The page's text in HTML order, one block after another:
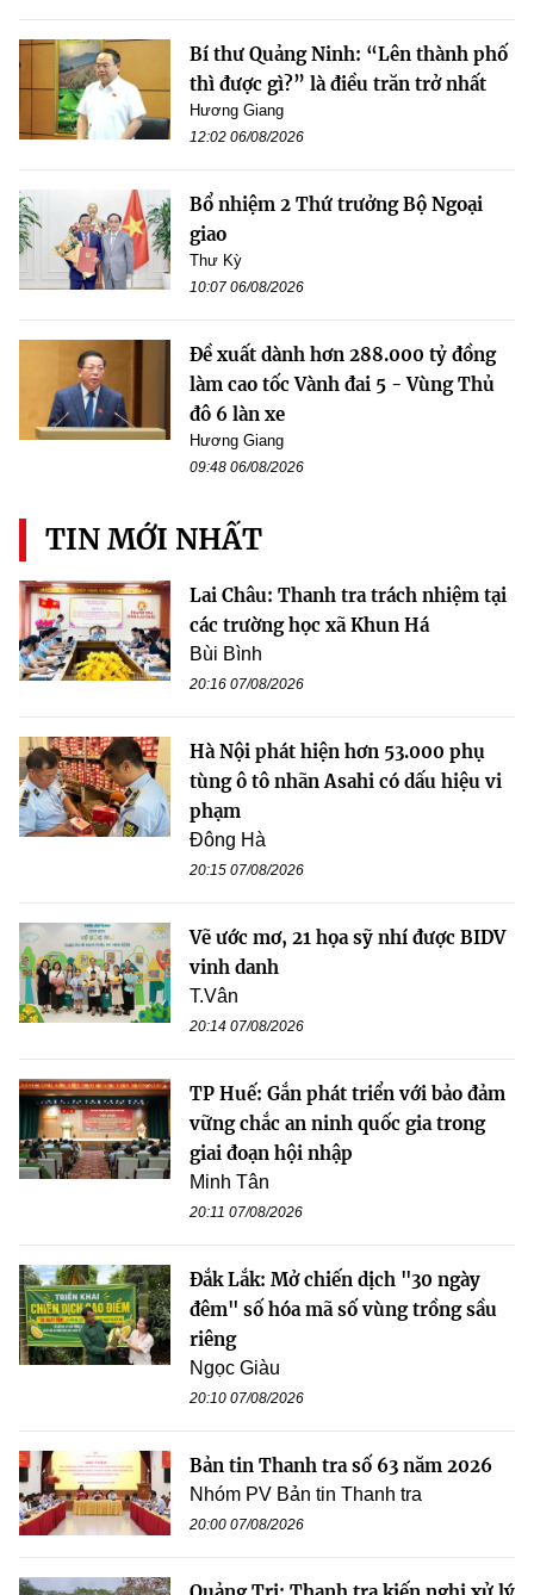
Bí thư Quảng Ninh: “Lên thành phố
thì được gì?” là điều trăn trở nhất
Hương Giang
12:02 06/08/2026
Bổ nhiệm 2 Thứ trưởng Bộ Ngoại
giao
Thư Kỳ
10:07 06/08/2026
Đề xuất dành hơn 288.000 tỷ đồng
làm cao tốc Vành đai 5 - Vùng Thủ
đô 6 làn xe
Hương Giang
09:48 06/08/2026
TIN MỚI NHẤT
Lai Châu: Thanh tra trách nhiệm tại
các trường học xã Khun Há
Bùi Bình
20:16 07/08/2026
Hà Nội phát hiện hơn 53.000 phụ
tùng ô tô nhãn Asahi có dấu hiệu vi
phạm
Đông Hà
20:15 07/08/2026
Vẽ ước mơ, 21 họa sỹ nhí được BIDV
vinh danh
T.Vân
20:14 07/08/2026
TP Huế: Gắn phát triển với bảo đảm
vững chắc an ninh quốc gia trong
giai đoạn hội nhập
Minh Tân
20:11 07/08/2026
Đắk Lắk: Mở chiến dịch "30 ngày
đêm" số hóa mã số vùng trồng sầu
riêng
Ngọc Giàu
20:10 07/08/2026
Bản tin Thanh tra số 63 năm 2026
Nhóm PV Bản tin Thanh tra
20:00 07/08/2026